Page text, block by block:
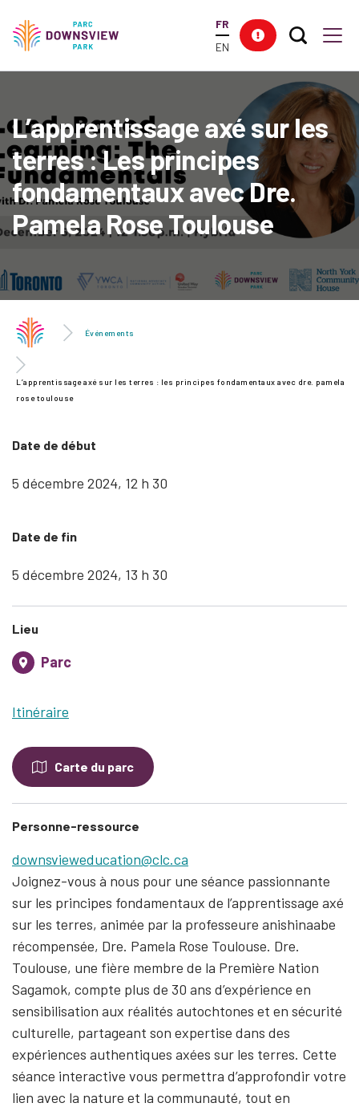
content
Downsview Park
FR
EN
Search
L’apprentissage axé sur les
terres : Les principes
fondamentaux avec Dre.
Pamela Rose Toulouse
Événements
L’apprentissage axé sur les terres : les principes fondamentaux avec dre. pamela
rose toulouse
Date de début
5 décembre 2024, 12 h 30
Date de fin
5 décembre 2024, 13 h 30
Lieu
Parc
Itinéraire
Carte du parc
Personne-ressource
downsvieweducation@clc.ca
Joignez-vous à nous pour une séance passionnante
sur les principes fondamentaux de l’apprentissage axé
sur les terres, animée par la professeure anishinaabe
récompensée, Dre. Pamela Rose Toulouse. Dre.
Toulouse, une fière membre de la Première Nation
Sagamok, compte plus de 30 ans d’expérience en
sensibilisation aux réalités autochtones et en sécurité
culturelle, partageant son expertise dans des
expériences authentiques axées sur les terres. Cette
séance interactive vous permettra d’approfondir votre
lien avec la nature et la communauté, tout en